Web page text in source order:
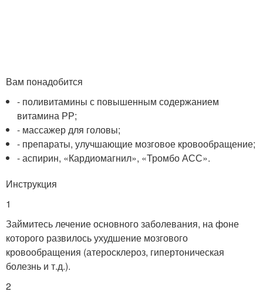
Вам понадобится
- поливитамины с повышенным содержанием
витамина РР;
- массажер для головы;
- препараты, улучшающие мозговое кровообращение;
- аспирин, «Кардиомагнил», «Тромбо АСС».
Инструкция
1
Займитесь лечение основного заболевания, на фоне
которого развилось ухудшение мозгового
кровообращения (атеросклероз, гипертоническая
болезнь и т.д.).
2